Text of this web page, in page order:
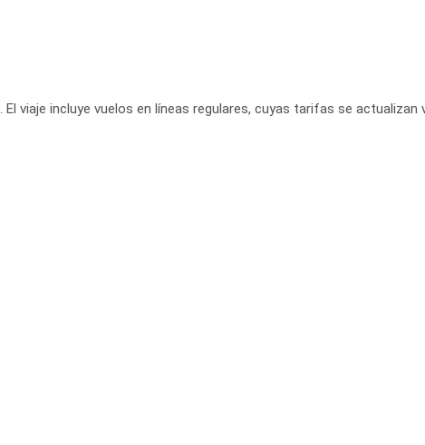
viaje incluye vuelos en líneas regulares, cuyas tarifas se actualizan